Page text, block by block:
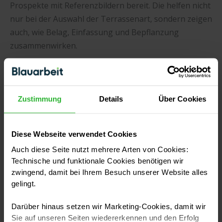
Zustimmung Details Über Cookies
Diese Webseite verwendet Cookies
Auch diese Seite nutzt mehrere Arten von Cookies:
Technische und funktionale Cookies benötigen wir
zwingend, damit bei Ihrem Besuch unserer Website alles
gelingt.
Darüber hinaus setzen wir Marketing-Cookies, damit wir
Sie auf unseren Seiten wiedererkennen und den Erfolg
Prospekte mit Referenzbildern bereit. Die helfen nicht
nur bei der Auswahl der Terrassenart, sondern zeigen
auch, wie Belag, Einfassung und Bepflanzung
zusammenwirken.
Handwerker in deiner Nähe finden
Welche Terrassenform ist am günstigsten?
Das Rechteck. Es kommt ohne Rundschnitte aus, die
Randeinfassung lässt sich gerade setzen und der
Verschnitt beschränkt sich auf die Anschlussreihe.
spürbar mehr, obwohl die Materialmenge fast